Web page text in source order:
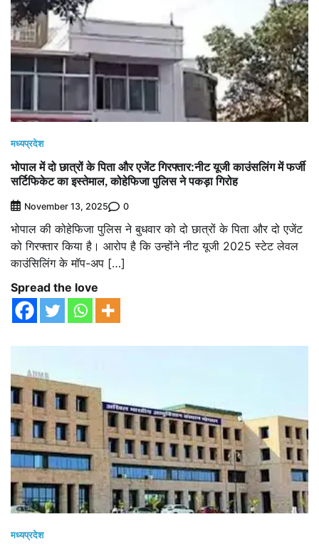
मध्यप्रदेश
भोपाल में दो छात्रों के पिता और एजेंट गिरफ्तार:नीट यूजी काउंसलिंग में फर्जी
सर्टिफिकेट का इस्तेमाल, कोहेफिजा पुलिस ने पकड़ा गिरोह
November 13, 2025 0
भोपाल की कोहेफिजा पुलिस ने बुधवार को दो छात्रों के पिता और दो एजेंट
को गिरफ्तार किया है। आरोप है कि उन्होंने नीट यूजी 2025 स्टेट लेवल
काउंसिलिंग के मॉप-अप […]
Spread the love
मध्यप्रदेश